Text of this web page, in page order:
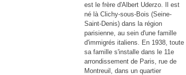
est le frère d'Albert Uderzo. Il est
né là Clichy-sous-Bois (Seine-
Saint-Denis) dans la région
parisienne, au sein d'une famille
d'immigrés italiens. En 1938, toute
sa famille s'installe dans le 11e
arrondissement de Paris, rue de
Montreuil, dans un quartier